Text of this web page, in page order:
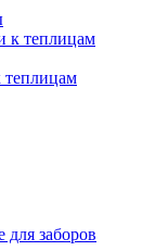
к теплицам
заборов